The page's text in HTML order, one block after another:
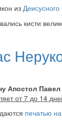
из
кисти
Апостол Павел
от 7 до 14
печатью